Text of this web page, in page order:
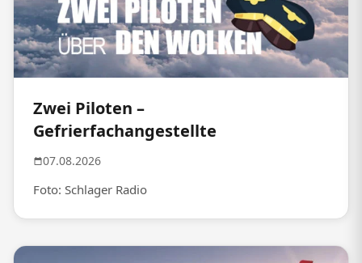
Zwei Piloten –
Gefrierfachangestellte
07.08.2026
Foto: Schlager Radio